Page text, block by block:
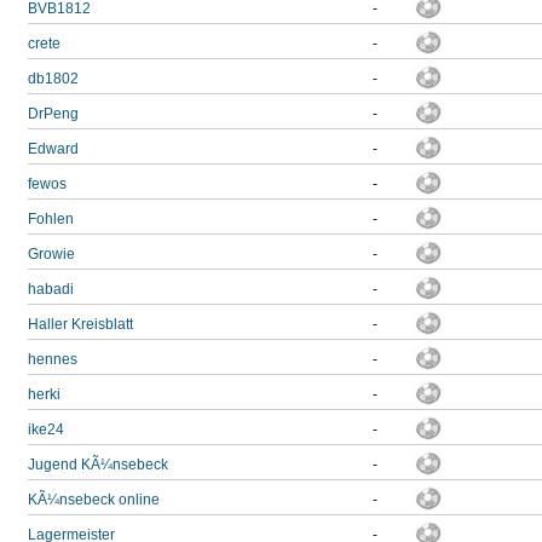
BVB1812 -
crete -
db1802 -
DrPeng -
Edward -
fewos -
Fohlen -
Growie -
habadi -
Haller Kreisblatt -
hennes -
herki -
ike24 -
Jugend KÃ¼nsebeck -
KÃ¼nsebeck online -
Lagermeister -